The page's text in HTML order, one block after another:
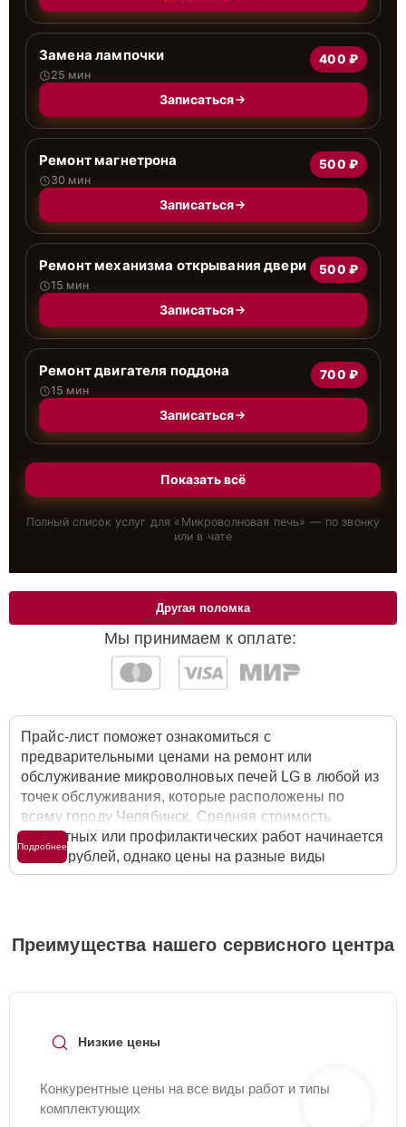
Замена лампочки
25 мин
400 ₽
Записаться
Ремонт магнетрона
30 мин
500 ₽
Записаться
Ремонт механизма открывания двери
15 мин
500 ₽
Записаться
Ремонт двигателя поддона
15 мин
700 ₽
Записаться
Показать всё
Полный список услуг для « Микроволновая печь» — по звонку
или в чате
Мы принимаем к оплате:
Другая поломка
Прайс-лист поможет ознакомиться с
предварительными ценами на ремонт или
обслуживание микроволновых печей LG в любой из
точек обслуживания, которые расположены по
всему городу Челябинск. Средняя стоимость
ремонтных или профилактических работ начинается
от 500 рублей, однако цены на разные виды
комплектующих могут различаться. Полную
службы заботы о клиентах. Для расчета итоговой
стоимости ремонта микроволновой печи достаточно
Подробнее
Преимущества нашего сервисного центра
Низкие цены
Конкурентные цены на все виды работ и типы
комплектующих